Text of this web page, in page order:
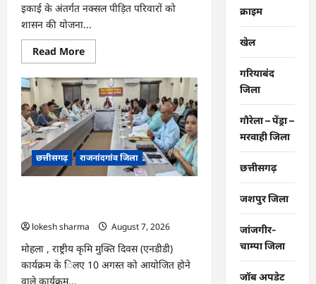
इकाई के अंतर्गत नक्सल पीड़ित परिवारों को
शासन की योजना...
Read MoreRead
more
मोहला
:
नक्सल
पीड़ित
परिवारों
को
राहत
व
सहायता
राशि
दी…
छत्तीसगढ़ राजनांदगांव जिला
lokesh sharma
August 7, 2026
मोहला , राष्ट्रीय कृमि मुक्ति दिवस (एनडीडी)
कार्यक्रम के िलए 10 अगस्त को आयोजित होने
वाले कार्यक्रम...
क्राइम
खेल
गरियाबंद
जिला
गौरेला – पेंड्रा –
मरवाही जिला
छत्तीसगढ़
जशपुर जिला
जांजगीर-
चाम्पा जिला
जॉब अपडेट